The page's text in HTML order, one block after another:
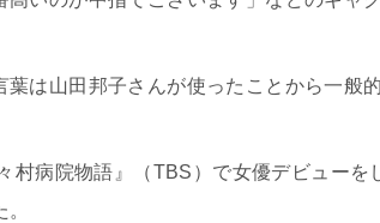
葉は山田邦子さんが使ったことから一般
村病院物語』（TBS）で女優デビュー